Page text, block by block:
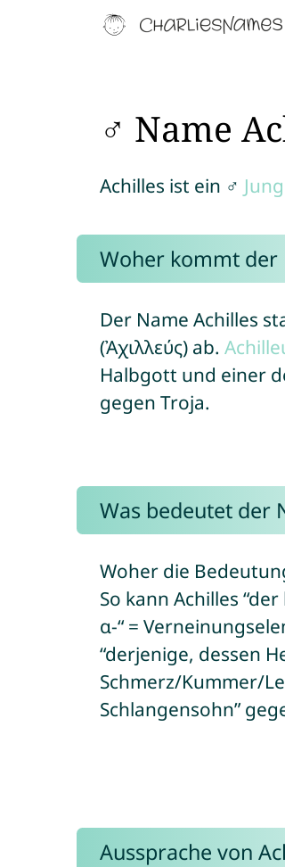
♂ Name
Achilles ist ein ♂
Woher kommt der
Der Name Achilles
(Ἀχιλλεύς) ab.
Halbgott und einer
gegen Troja.
Was bedeutet der
Woher die
So kann Achilles
α-“ =
“derjenige, dessen
Schmerz/Kummer/
Schlangensohn”
Aussprache von